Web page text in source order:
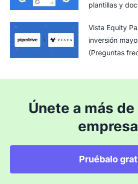
plantillas y
Vista Equity
inversión
(Preguntas
Únete a más
Pruébalo